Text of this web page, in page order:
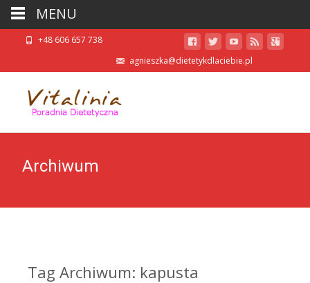
+48 606 657 738
agnieszka@dietetykdlaciebie.pl
Archiwum
Tag Archiwum: kapusta
MENU